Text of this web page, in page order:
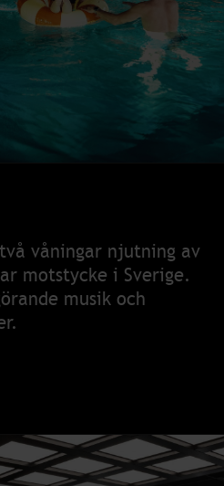
våningar njutning av
motstycke i Sverige.
musik och